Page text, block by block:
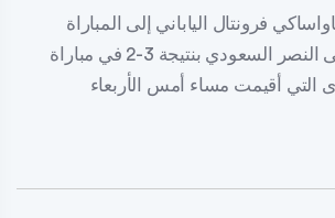
فرونتال الياباني إلى المباراة
النهائية بعد تغلبه على النصر السعودي بنتيجة 3-2 في مباراة